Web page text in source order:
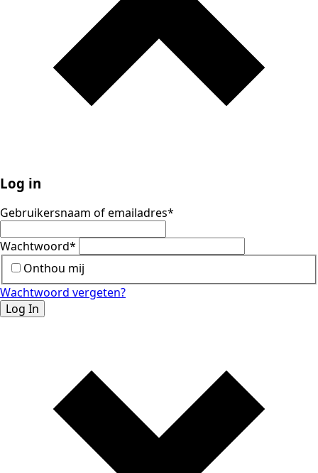
Log in
Gebruikersnaam of emailadres*
Wachtwoord*
Onthou mij
Wachtwoord vergeten?
Log In